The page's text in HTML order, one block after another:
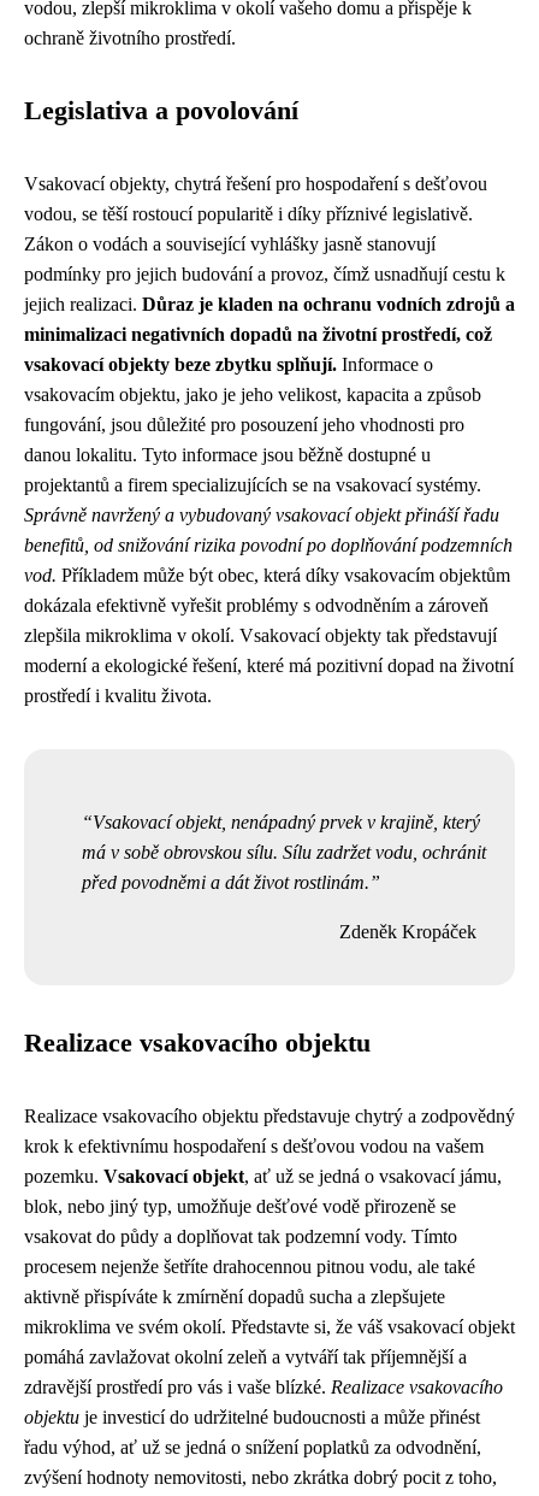
vodou, zlepší mikroklima v okolí vašeho domu a přispěje k
ochraně životního prostředí.
Legislativa a povolování
Vsakovací objekty, chytrá řešení pro hospodaření s dešťovou
vodou, se těší rostoucí popularitě i díky příznivé legislativě.
Zákon o vodách a související vyhlášky jasně stanovují
podmínky pro jejich budování a provoz, čímž usnadňují cestu k
jejich realizaci. Důraz je kladen na ochranu vodních zdrojů a
minimalizaci negativních dopadů na životní prostředí, což
vsakovací objekty beze zbytku splňují. Informace o
vsakovacím objektu, jako je jeho velikost, kapacita a způsob
fungování, jsou důležité pro posouzení jeho vhodnosti pro
danou lokalitu. Tyto informace jsou běžně dostupné u
projektantů a firem specializujících se na vsakovací systémy.
Správně navržený a vybudovaný vsakovací objekt přináší řadu
benefitů, od snižování rizika povodní po doplňování podzemních
vod. Příkladem může být obec, která díky vsakovacím objektům
dokázala efektivně vyřešit problémy s odvodněním a zároveň
zlepšila mikroklima v okolí. Vsakovací objekty tak představují
moderní a ekologické řešení, které má pozitivní dopad na životní
prostředí i kvalitu života.
Vsakovací objekt, nenápadný prvek v krajině, který
má v sobě obrovskou sílu. Sílu zadržet vodu, ochránit
před povodněmi a dát život rostlinám.
Zdeněk Kropáček
Realizace vsakovacího objektu
Realizace vsakovacího objektu představuje chytrý a zodpovědný
krok k efektivnímu hospodaření s dešťovou vodou na vašem
pozemku. Vsakovací objekt, ať už se jedná o vsakovací jámu,
blok, nebo jiný typ, umožňuje dešťové vodě přirozeně se
vsakovat do půdy a doplňovat tak podzemní vody. Tímto
procesem nejenže šetříte drahocennou pitnou vodu, ale také
aktivně přispíváte k zmírnění dopadů sucha a zlepšujete
mikroklima ve svém okolí. Představte si, že váš vsakovací objekt
pomáhá zavlažovat okolní zeleň a vytváří tak příjemnější a
zdravější prostředí pro vás i vaše blízké. Realizace vsakovacího
objektu je investicí do udržitelné budoucnosti a může přinést
řadu výhod, ať už se jedná o snížení poplatků za odvodnění,
zvýšení hodnoty nemovitosti, nebo zkrátka dobrý pocit z toho,